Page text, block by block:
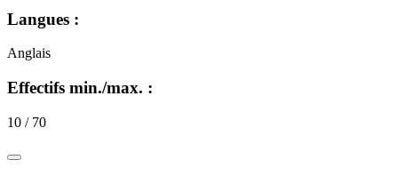
Langues :
Anglais
Effectifs min./max. :
10 / 70